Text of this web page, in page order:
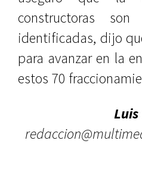
constructoras
identificadas, dijo
para avanzar en la
estos 70